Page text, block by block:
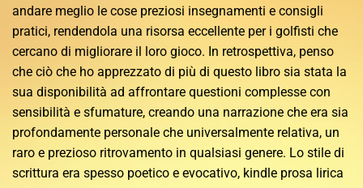
andare meglio le cose preziosi insegnamenti e consigli
pratici, rendendola una risorsa eccellente per i golfisti che
cercano di migliorare il loro gioco. In retrospettiva, penso
che ciò che ho apprezzato di più di questo libro sia stata la
sua disponibilità ad affrontare questioni complesse con
sensibilità e sfumature, creando una narrazione che era sia
profondamente personale che universalmente relativa, un
raro e prezioso ritrovamento in qualsiasi genere. Lo stile di
scrittura era spesso poetico e evocativo, kindle prosa lirica